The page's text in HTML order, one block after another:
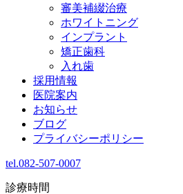
審美補綴治療
ホワイトニング
インプラント
矯正歯科
入れ歯
採用情報
医院案内
お知らせ
ブログ
プライバシーポリシー
tel.082-507-0007
診療時間